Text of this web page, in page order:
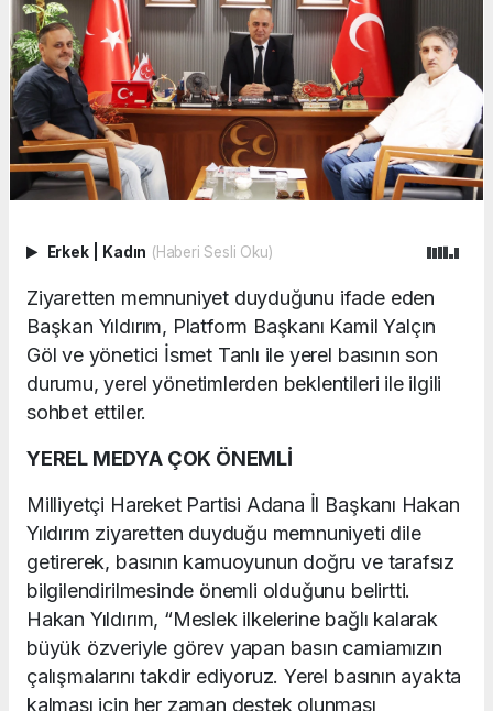
Erkek Kadın (Haberi Sesli Oku)
Ziyaretten memnuniyet duyduğunu ifade eden
Başkan Yıldırım, Platform Başkanı Kamil Yalçın
Göl ve yönetici İsmet Tanlı ile yerel basının son
durumu, yerel yönetimlerden beklentileri ile ilgili
sohbet ettiler.
YEREL MEDYA ÇOK ÖNEMLİ
Milliyetçi Hareket Partisi Adana İl Başkanı Hakan
Yıldırım ziyaretten duyduğu memnuniyeti dile
getirerek, basının kamuoyunun doğru ve tarafsız
bilgilendirilmesinde önemli olduğunu belirtti.
Hakan Yıldırım, “Meslek ilkelerine bağlı kalarak
büyük özveriyle görev yapan basın camiamızın
çalışmalarını takdir ediyoruz. Yerel basının ayakta
kalması için her zaman destek olunması